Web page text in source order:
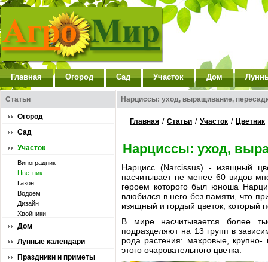
Главная Огород Сад Участок Дом
Статьи
Огород
Сад
Участок
Виноградник
Цветник
Газон
Водоем
Дизайн
Хвойники
Дом
Лунные календари
Праздники и приметы
Нарциссы: уход, выращивание,
Главная / Статьи / Участок / Цветник
Нарциссы: уход,
Нарцисс (Narcissus) - изящный
насчитывает не менее 60 видов
героем которого был юноша
влюбился в него без памяти, что
изящный и гордый цветок, который
В мире насчитывается более
подразделяют на 13 групп в
рода растения: махровые,
этого очаровательного цветка.